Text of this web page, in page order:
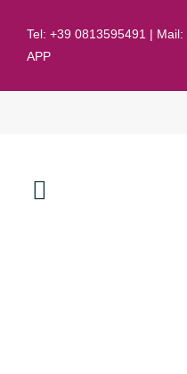
Tel: +39 0813595491 | Mail:
APP